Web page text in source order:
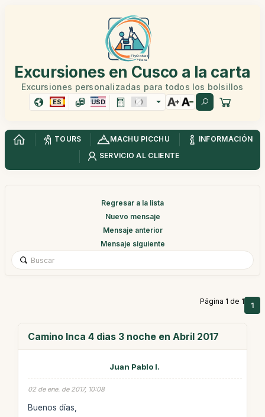
Excursiones en Cusco a la carta
Excursiones personalizadas para todos los bolsillos
ES USD
TOURS MACHU PICCHU
INFORMACIÓN
SERVICIO AL CLIENTE
Regresar a la lista
Nuevo mensaje
Mensaje anterior
Mensaje siguiente
Página 1 de 1 1
Camino Inca 4 dias 3 noche en Abril 2017
Juan Pablo I.
02 de ene. de 2017, 10:08
Buenos días,